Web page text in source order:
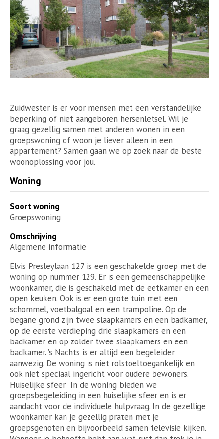
Zuidwester is er voor mensen met een verstandelijke
beperking of niet aangeboren hersenletsel. Wil je
graag gezellig samen met anderen wonen in een
groepswoning of woon je liever alleen in een
appartement? Samen gaan we op zoek naar de beste
woonoplossing voor jou.
Woning
Soort woning
Groepswoning
Omschrijving
Algemene informatie
Elvis Presleylaan 127 is een geschakelde groep met de
woning op nummer 129. Er is een gemeenschappelijke
woonkamer, die is geschakeld met de eetkamer en een
open keuken. Ook is er een grote tuin met een
schommel, voetbalgoal en een trampoline. Op de
begane grond zijn twee slaapkamers en een badkamer,
op de eerste verdieping drie slaapkamers en een
badkamer en op zolder twee slaapkamers en een
badkamer. ’s Nachts is er altijd een begeleider
aanwezig. De woning is niet rolstoeltoegankelijk en
ook niet speciaal ingericht voor oudere bewoners.
Huiselijke sfeer In de woning bieden we
groepsbegeleiding in een huiselijke sfeer en is er
aandacht voor de individuele hulpvraag. In de gezellige
woonkamer kan je gezellig praten met je
groepsgenoten en bijvoorbeeld samen televisie kijken.